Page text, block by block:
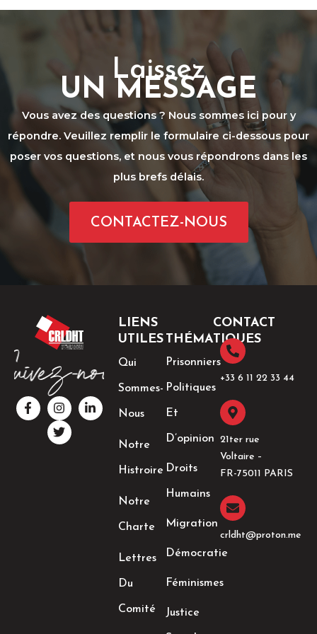
Laissez
UN MESSAGE
Vous avez des questions ? Nous sommes ici pour y
répondre. Veuillez remplir le formulaire ci-dessous pour
poser vos questions, et nous vous répondrons dans les
plus brefs délais.
CONTACTEZ-NOUS
F
a
c
I
n
s
t
a
L
i
n
T
w
i
t
t
LIENS
UTILES
Qui
Sommes-
Nous
Notre
Histroire
Notre
Charte
Lettres
Du
Comité
THÉMATIQUES
Prisonniers
Politiques
Et
D’opinion
Droits
Humains
Migration
Démocratie
Féminismes
Justice
CONTACT
+33 6 11 22 33 44​
21ter rue
Voltaire –
FR-75011 PARIS
crldht@proton.me